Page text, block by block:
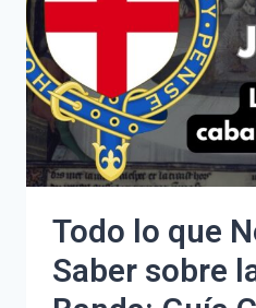
EVOLUCIÓN
DE
UNA
ICÓNICA
FIRMA
DE
Todo lo que
Saber sobre